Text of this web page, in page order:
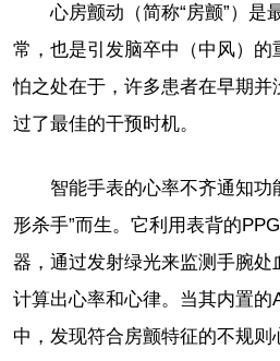
心房颤动（简称“房颤”）是
常，也是引发脑卒中（中风）
怕之处在于，许多患者在早期
过了最佳的干预时机。
智能手表的心率不齐通知功
形杀手”而生。它利用表背的
器，通过发射绿光来监测手腕
计算出心率和心律。当其内置的
中，发现符合房颤特征的不规则